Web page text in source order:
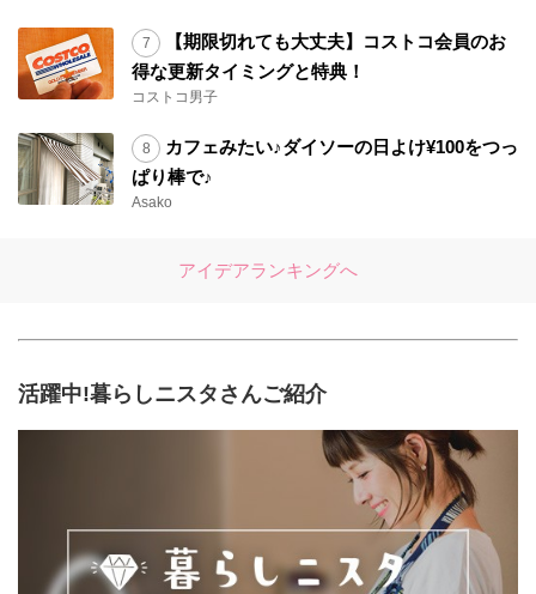
【期限切れても大丈夫】コストコ会員のお
得な更新タイミングと特典！
コストコ男子
カフェみたい♪ダイソーの日よけ¥100をつっ
ぱり棒で♪
Asako
アイデアランキングへ
活躍中!暮らしニスタさんご紹介